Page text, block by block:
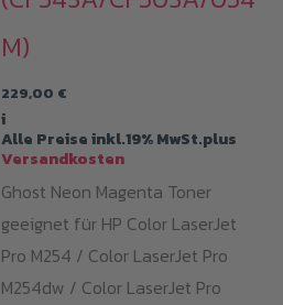
M)
229,00 €
i
Alle Preise inkl.19% MwSt.plus
Versandkosten
Ghost Neon Magenta Toner
geeignet für HP Color LaserJet
Pro M254 / Color LaserJet Pro
M254dw / Color LaserJet Pro